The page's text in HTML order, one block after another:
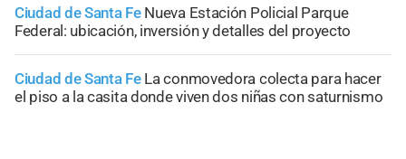
Ciudad de Santa Fe Nueva Estación Policial Parque
Federal: ubicación, inversión y detalles del proyecto
Ciudad de Santa Fe La conmovedora colecta para hacer
el piso a la casita donde viven dos niñas con saturnismo